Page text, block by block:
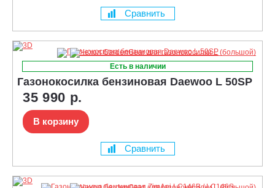
Сравнить
Есть в наличии
Газонокосилка бензиновая Daewoo L 50SP
35 990 р.
В корзину
Сравнить